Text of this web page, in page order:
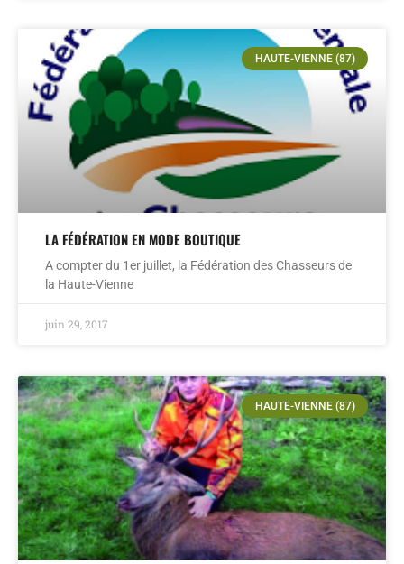
HAUTE-VIENNE (87)
LA FÉDÉRATION EN MODE BOUTIQUE
A compter du 1er juillet, la Fédération des Chasseurs de
la Haute-Vienne
juin 29, 2017
HAUTE-VIENNE (87)